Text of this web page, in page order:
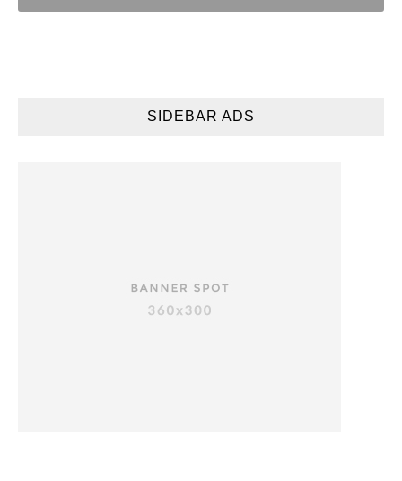
SIDEBAR ADS